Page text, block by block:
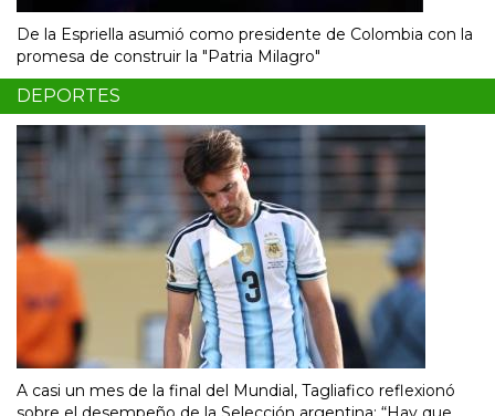
De la Espriella asumió como presidente de Colombia con la
promesa de construir la "Patria Milagro"
DEPORTES
A casi un mes de la final del Mundial, Tagliafico reflexionó